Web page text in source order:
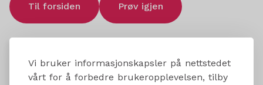
Vi bruker informasjonskapsler på nettstedet
vårt for å forbedre brukeropplevelsen, tilby
Til forsiden Prøv igjen